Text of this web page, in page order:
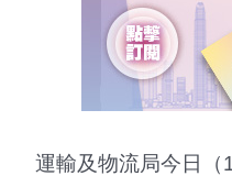
運輸及物流局今日（